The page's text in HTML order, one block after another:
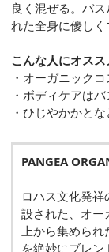
良く混ぜる。バ
れた全身に優しく
こんな人にオスス
・オーガニック
・ボディケアは
・ひじやかかと
PANGEA
ロハス文化発
設された、オー
上から集められ
を絶妙にブレ